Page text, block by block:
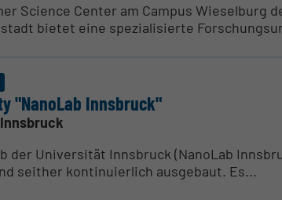
Science Center am Campus Wieselburg
bietet eine spezialisierte
"NanoLab Innsbruck"
der Universität Innsbruck (NanoLab
seither kontinuierlich ausgebaut. Es...